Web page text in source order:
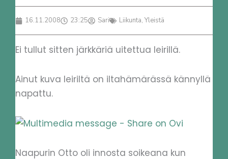
16.11.2008 23:25 Sari Liikunta,Yleistä
Ei tullut sitten järkkäriä uitettua leirillä.
Ainut kuva leiriltä on iltahämärässä kännyllä
napattu.
Naapurin Otto oli innosta soikeana kun